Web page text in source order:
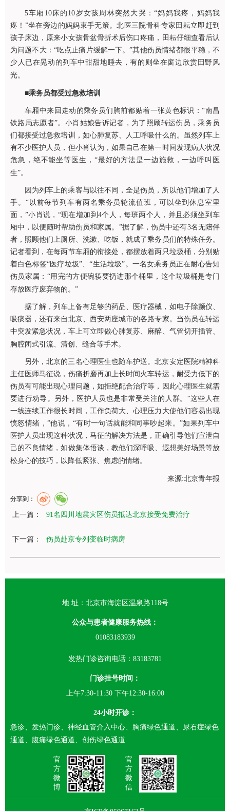
5车厢10床的10岁女孩周林突然大哭：“妈妈我疼，妈妈我
疼！”坐在旁边的妈妈束手无策。北医三院骨科专家田耘立即赶到
孩子床边，原来小女孩骨盆骨折术后伤口疼痛，田耘仔细查看后认
为问题不大：“吃点止痛片缓解一下。”其他伤员情绪都很平稳，不
少人已在晃动的列车中甜甜地睡去，有的则坐在窗边欣赏田野风
光。
■乘务员都受过急救培训
车厢中来回走动的乘务员们胸前都贴着一张黄色标识：“南昌
铁路局志愿者”。小肖姑娘告诉记者，为了照顾转运伤员，乘务员
们都接受过急救培训，如心肺复苏、人工呼吸什么的。虽然列车上
有不少医护人员，但小肖认为，如果自己在第一时间发现病人状况
危急，绝不能坐等医生，“最好的方法是一边施救，一边呼叫医
生”。
因为列车上的乘客与以往不同，全是伤员，所以他们增加了人
手。“以前每节列车有两名乘务员轮流值班，可以坐到休息室里
面，”小肖说，“现在增加到4个人，每班两个人，并且必须坐到车
厢中，以便随时帮助伤员和家属。”据了解，伤员中还有3名无陪伴
者，照顾他们上厕所、洗漱、吃饭，就成了乘务员们的特殊任务。
记者看到，在每两节车厢的衔接处，都摆放着两只垃圾桶，分别贴
着白色标签“医疗垃圾”、“生活垃圾”。一名女乘务员正在耐心告知
伤员家属：“用完的方便碗筷要扔进那个桶里，这个垃圾桶是专门
存放医疗废弃物的。”
据了解，列车上备有足够的药品、医疗器械，如电子除颤仪、
吸痰器，还有来自北京、西安两座城市的各路专家。当伤员在转运
中突发紧急状况，车上可立即做心肺复苏、麻醉、气管切开插管、
胸腔闭式引流、清创、缝合等手术。
另外，北京的三名心理医生也随车护送。北京安定医院精神科
主任医师马征说，伤痛折磨再加上长时间火车转运，耐受力低下的
伤员有可能出现心理问题，如拒绝配合治疗等，因此心理医生就需
要进行劝导。另外，医护人员也是非常受关注的人群。“这些人在
一线连续工作很长时间，工作负荷大、心理压力大使他们容易出现
愤怒情绪，”他说，“有时一句话就能和同事吵起来。”如果列车中
医护人员出现这种状况，马征的解决方法是，正确引导他们宣泄自
己的不良情绪，如做集体悟谈，教他们深呼吸、遐想美好场景等放
松身心的技巧，以降低紧张、焦虑的情绪。
来源:北京青年报
分享到：
上一篇： 91名四川地震灾区伤员抵达北京接受免费治疗
下一篇： 伤员赴京专列变临时病房
地 址：北京市海淀区温泉路118号
公众与患者健康服务热线：
01083183939
发热门诊咨询电话：83183781
门诊挂号时间：
上午7:30-11:30 下午12:30-16:00
24小时开诊：
急诊、发热门诊、神经血管介入中心、胸痛绿色通道、尿石症绿色
通道、腹痛绿色通道、创伤绿色通道
官
方
微
博
官
方
微
信